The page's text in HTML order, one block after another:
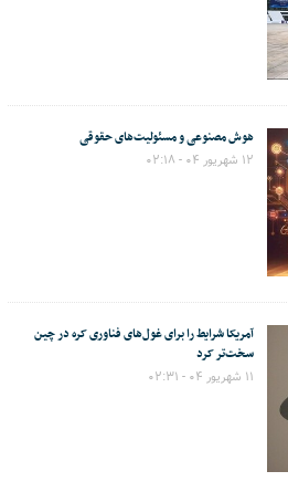
هوش مصنوعی و مسئولیت‌های حقوقی
۱۲ شهریور ۰۴ - ۰۲:۱۸
آمریکا شرایط را برای غول‌های فناوری کره در چین
سخت‌تر کرد
۱۱ شهریور ۰۴ - ۰۲:۳۱